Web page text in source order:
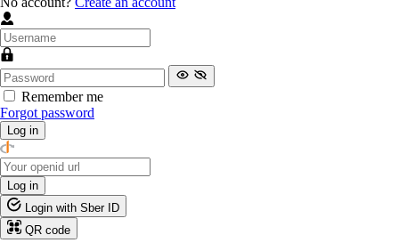
Remember me
Forgot password
Log in
Log in
Login with Sber ID
QR code